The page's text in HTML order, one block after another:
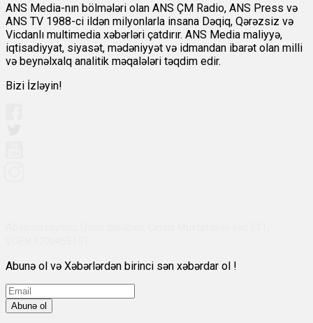
ANS Media-nın bölmələri olan ANS ÇM Radio, ANS Press və
ANS TV 1988-ci ildən milyonlarla insana Dəqiq, Qərəzsiz və
Vicdanlı multimedia xəbərləri çatdırır. ANS Media maliyyə,
iqtisadiyyat, siyasət, mədəniyyət və idmandan ibarət olan milli
və beynəlxalq analitik məqalələri təqdim edir.
Bizi İzləyin!
Abunə ol və Xəbərlərdən birinci sən xəbərdar ol !
Abunə ol